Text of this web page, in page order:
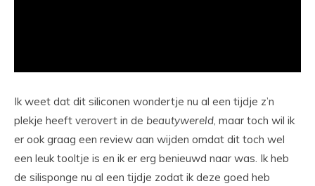
Ik weet dat dit siliconen wondertje nu al een tijdje z’n
plekje heeft verovert in de beautywereld, maar toch wil ik
er ook graag een review aan wijden omdat dit toch wel
een leuk tooltje is en ik er erg benieuwd naar was. Ik heb
de silisponge nu al een tijdje zodat ik deze goed heb